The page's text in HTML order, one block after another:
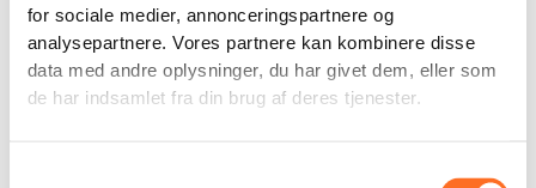
for sociale medier, annonceringspartnere og
analysepartnere. Vores partnere kan kombinere disse
data med andre oplysninger, du har givet dem, eller som
de har indsamlet fra din brug af deres tjenester.
✓ Originalt maleri
✓ Lærred 59 x 53 cm
✓ Akrylmaling
✓ Kan kun købes hos Land of Hope